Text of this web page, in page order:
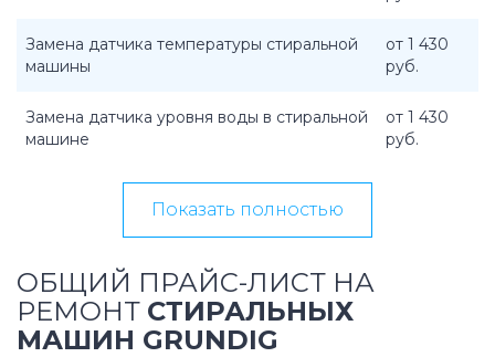
Замена датчика температуры стиральной
машины
от 1 430
руб.
Замена датчика уровня воды в стиральной
машине
от 1 430
руб.
Показать полностью
ОБЩИЙ ПРАЙС-ЛИСТ НА
РЕМОНТ СТИРАЛЬНЫХ
МАШИН GRUNDIG